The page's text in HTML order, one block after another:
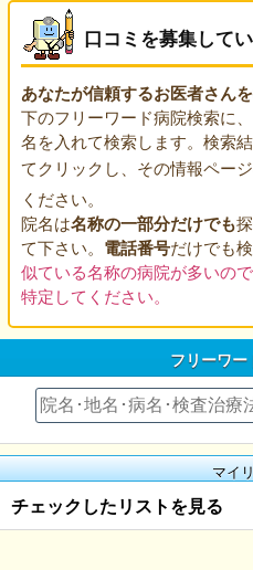
口コミを募集して
あなたが信頼するお医者さん
下のフリーワード病院検索に
名を入れて検索します。検索
てクリックし、その情報ペー
ください。
院名は名称の一部分だけでも
て下さい。 電話番号だけでも
似ている名称の病院が多いの
特定してください。
フリーワ
マイ
チェックしたリストを見る